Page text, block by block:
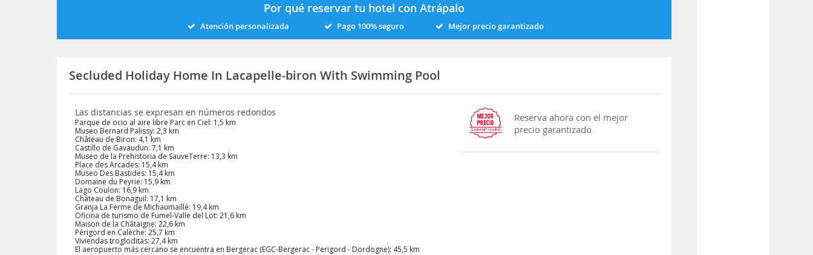
Por qué reservar tu hotel con Atrápalo
Atención personalizada Pago 100% seguro Mejor precio garantizado
Secluded Holiday Home In Lacapelle-biron With Swimming Pool
Las distancias se expresan en números redondos
Parque de ocio al aire libre Parc en Ciel: 1,5 km
Museo Bernard Palissy: 2,3 km
Château de Biron: 4,1 km
Castillo de Gavaudun: 7,1 km
Museo de la Prehistoria de SauveTerre: 13,3 km
Place des Arcades: 15,4 km
Museo Des Bastides: 15,4 km
Domaine du Peyrie: 15,9 km
Lago Coulon: 16,9 km
Château de Bonaguil: 17,1 km
Granja La Ferme de Michaumaillé: 19,4 km
Oficina de turismo de Fumel-Valle del Lot: 21,6 km
Maison de la Châtaigne: 22,6 km
Périgord en Calèche: 25,7 km
Viviendas trogloditas: 27,4 km
El aeropuerto más cercano se encuentra en Bergerac (EGC-Bergerac - Perigord - Dordogne): 45,5 km
Reserva ahora con el mejor
precio garantizado